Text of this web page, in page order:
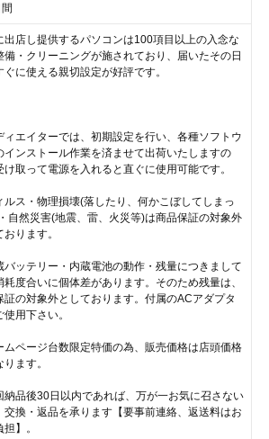
出店し提供するパソコンは100項目以上の入念な
備・クリーニングが施されており、届いたその日
ぐに使える親切設定が好評です。
エイターでは、初期設定を行い、各種ソフトウ
インストール作業を済ませて出荷いたしますの
け取って電源を入れると直ぐに使用可能です。
ス・物理損壊(落したり、何かこぼしてしまっ
自然災害(地震、雷、火災等)は商品保証の対象外
おります。
ッテリー・内蔵電池の動作・残量につきまして
耗度合いに個体差があります。そのため残量は、
証の対象外としております。付属のACアダプタ
使用下さい。
ページ台数限定特価の為、販売価格は店頭価格
ります。
品後30日以内であれば、万が一お気に召さない
交換・返品を承ります【要事前連絡、返送料はお
】。